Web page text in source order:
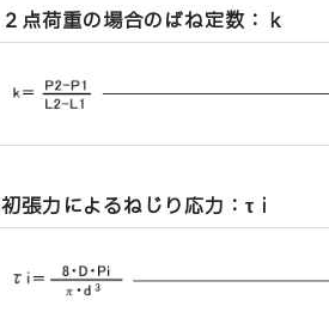
２点荷重の場合のばね定数：ｋ
初張力によるねじり応力：τｉ